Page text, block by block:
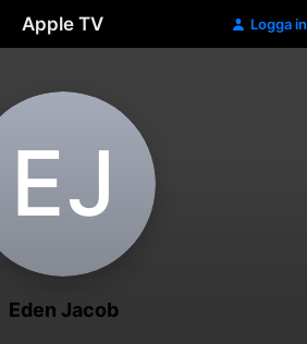
Apple TV Logga in
E‌J
Eden Jacob